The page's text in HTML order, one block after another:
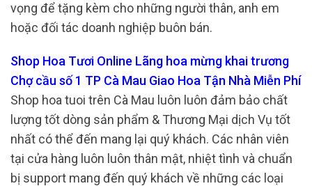
vọng để tặng kèm cho những người thân, anh em
hoặc đối tác doanh nghiệp buôn bán.
Shop Hoa Tươi Online Lãng hoa mừng khai trương
Chợ cầu số 1 TP Cà Mau Giao Hoa Tận Nhà Miễn Phí
Shop hoa tuoi trên Cà Mau luôn luôn đảm bảo chất
lượng tốt dòng sản phẩm & Thương Mại dịch Vụ tốt
nhất có thể đến mang lại quý khách. Các nhân viên
tại cửa hàng luôn luôn thân mật, nhiệt tình và chuẩn
bị support mang đến quý khách về những các loại